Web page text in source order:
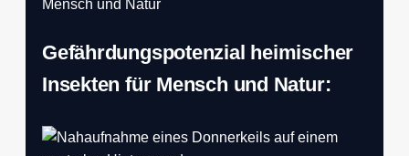
Gefährdungspotenzial heimischer
Insekten für Mensch und Natur: